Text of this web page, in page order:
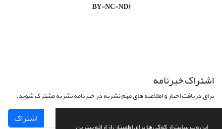
BY-NC-ND)
اشتراک خبرنامه
برای دریافت اخبار و اطلاعیه های مهم نشریه در خبرنامه نشریه مشترک شوید.
اشتراک